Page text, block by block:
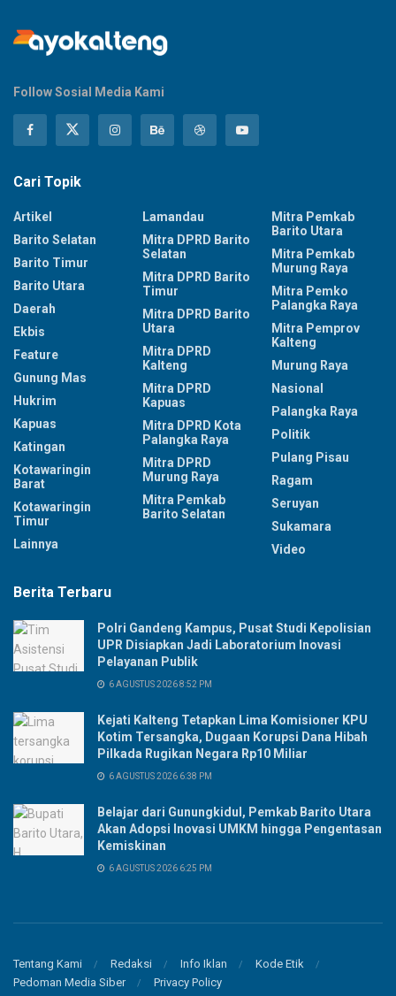
Follow Sosial Media Kami
Cari Topik
Artikel
Barito Selatan
Barito Timur
Barito Utara
Daerah
Ekbis
Feature
Gunung Mas
Hukrim
Kapuas
Katingan
Kotawaringin
Barat
Kotawaringin
Timur
Lainnya
Lamandau
Mitra DPRD Barito
Selatan
Mitra DPRD Barito
Timur
Mitra DPRD Barito
Utara
Mitra DPRD
Kalteng
Mitra DPRD
Kapuas
Mitra DPRD Kota
Palangka Raya
Mitra DPRD
Murung Raya
Mitra Pemkab
Barito Selatan
Mitra Pemkab
Barito Utara
Mitra Pemkab
Murung Raya
Mitra Pemko
Palangka Raya
Mitra Pemprov
Kalteng
Murung Raya
Nasional
Palangka Raya
Politik
Pulang Pisau
Ragam
Seruyan
Sukamara
Video
Berita Terbaru
Polri Gandeng Kampus, Pusat Studi Kepolisian
UPR Disiapkan Jadi Laboratorium Inovasi
Pelayanan Publik
6 AGUSTUS 2026 8:52 PM
Kejati Kalteng Tetapkan Lima Komisioner KPU
Kotim Tersangka, Dugaan Korupsi Dana Hibah
Pilkada Rugikan Negara Rp10 Miliar
6 AGUSTUS 2026 6:38 PM
Belajar dari Gunungkidul, Pemkab Barito Utara
Akan Adopsi Inovasi UMKM hingga Pengentasan
Kemiskinan
6 AGUSTUS 2026 6:25 PM
Tentang Kami Redaksi Info Iklan
Kode Etik
Pedoman Media Siber
Privacy Policy